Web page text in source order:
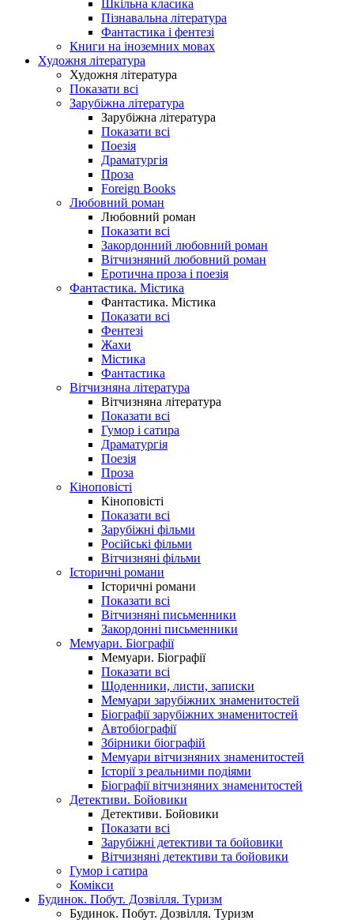
Шкільна класика
Пізнавальна література
Фантастика і фентезі
Книги на іноземних мовах
Художня література
Художня література
Показати всі
Зарубіжна література
Зарубіжна література
Показати всі
Поезія
Драматургія
Проза
Foreign Books
Любовний роман
Любовний роман
Показати всі
Закордонний любовний роман
Вітчизняний любовний роман
Еротична проза і поезія
Фантастика. Містика
Фантастика. Містика
Показати всі
Фентезі
Жахи
Містика
Фантастика
Вітчизняна література
Вітчизняна література
Показати всі
Гумор і сатира
Драматургія
Поезія
Проза
Кіноповісті
Кіноповісті
Показати всі
Зарубіжні фільми
Російські фільми
Вітчизняні фільми
Історичні романи
Історичні романи
Показати всі
Вітчизняні письменники
Закордонні письменники
Мемуари. Біографії
Мемуари. Біографії
Показати всі
Щоденники, листи, записки
Мемуари зарубіжних знаменитостей
Біографії зарубіжних знаменитостей
Автобіографії
Збірники біографій
Мемуари вітчизняних знаменитостей
Історії з реальними подіями
Біографії вітчизняних знаменитостей
Детективи. Бойовики
Детективи. Бойовики
Показати всі
Зарубіжні детективи та бойовики
Вітчизняні детективи та бойовики
Гумор і сатира
Комікси
Будинок. Побут. Дозвілля. Туризм
Будинок. Побут. Дозвілля. Туризм